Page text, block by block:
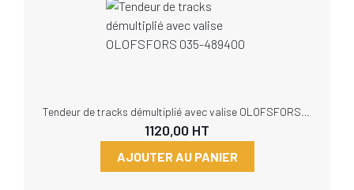
1120,00 HT
AJOUTER AU PANIER